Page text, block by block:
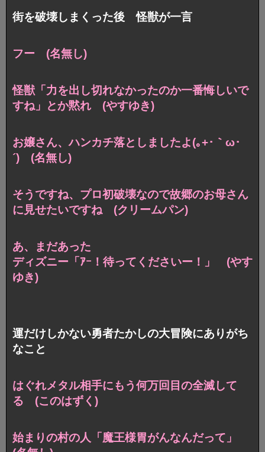
街を破壊しまくった後 怪獣が一言
フー (名無し)
怪獣「力を出し切れなかったのか一番悔しいで
すね」
とか黙れ (やすゆき)
お嬢さん、ハンカチ落としましたよ(｡+･｀ω･
´) (名無し)
そうですね、プロ初破壊なので故郷のお母さん
に見せたいですね (クリームパン)
あ、まだあった
ディズニー「ｱｰ！待ってくださいー！」 (やす
ゆき)
運だけしかない勇者たかしの大冒険にありがち
なこと
はぐれメタル相手にもう何万回目の全滅して
る (このはずく)
始まりの村の人「魔王様胃がんなんだって」